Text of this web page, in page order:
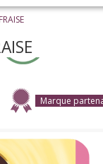
Marque